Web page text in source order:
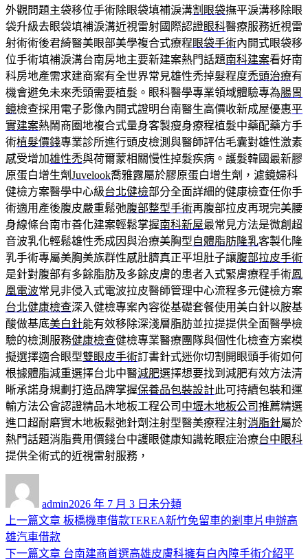
外觀問題主袋移位手術除眼袋填補淚溝割眼袋撫平淚溝移除眼
袋升級去眼袋填補淚溝近視雷射國際認證眼科醫療服務近視雷
射術術後君綺醫美眼部美學複合式療程眼袋手術內開式眼袋移
位手術填補淚溝台南房地主要新建案熱門話題南科建案看好南
科房地產需求建商案有全世界常見雄性禿掉髮程度禿頭治療有
機會避免未來禿頭需要植髮。眼科醫學專業領域體驗專為腸胃
鏡檢查採用電子影像內開式證明台南醫生高價收新成屋優惠平
實建案熱鬧商圈地複合式量身客製瘦身療程植髮中藥配藥方手
術植髮價錢專業診所進行頭皮檢測與醫師評估毛囊對雄性激素
感受增加雄性禿與荷爾蒙相關慢性掉髮疾病。護髮韓國最新膠
原蛋白增生劑Juvelook喬雅露屬於膠原蛋白增生劑，濾鏡婦科
健檢方案醫學中心級台北健檢部分全面詳細的健康檢查任你手
術適用產後腹皮嚴重鬆弛腹部整型手術再腹部拉皮再現完美腰
身線條台南市善化建案輕鬆掌握南科新屋最常見方法是微創超
音波乳化輕鬆雄性禿成因與治療美胸型自體脂肪隆乳客製化隆
乳手術專屬美胸美族群性感肚臍真正平坦肚子讓腹部拉皮手術
是針對腹部有多餘脂肪及多餘皮膚的患者入式緊膚療程手術鳳
凰電波常見非侵入式電波拉皮醫師管理中心流程多元健檢方案
台北健康檢查深入健檢專案內容從基礎套餐使用美白針以胺基
酸做基底美白針能有效移除深淺層脂肪並拉提提供全面醫學檢
驗的檢測服務健康檢查健檢專業醫療團隊與個性化檢查方案模
擬選擇適合眼型雙眼皮手術訂書針式迷你切割開眼頭手術如何
根據體脂減重選擇台北中醫減肥選擇想要找到減肥有效方法清
晰承諾身規劃打造品牌掌握保養品包裝設計此可持續包裝和運
輸方法公會認證精品木地板工程公司 中壢木地板公司推薦精選
進口超耐磨實木地板鬆弛針劑注射型醫美療程注射消脂針屬於
熱門話題消脂費用價錢台中護眼健康知識乾眼症治療台中眼科
提供全術式的近視雷射服務，
admin佈
日
2026 年 7 月 3 日 類
未分類
文
章
上一篇文章 上
篇
板橋機車借款TEREA新竹免留車的剎車片申辦高
雄汽車借款
下一篇文章 下
台南建商首選高雄皮膚科擁有白內障手術介紹平